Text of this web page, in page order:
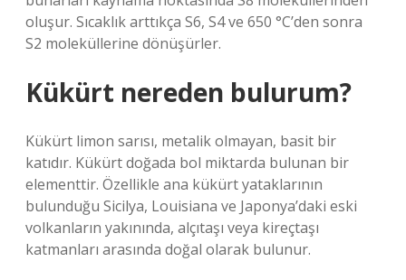
oluşur. Sıcaklık arttıkça S6, S4 ve 650 °C’den sonra
S2 moleküllerine dönüşürler.
Kükürt nereden bulurum?
Kükürt limon sarısı, metalik olmayan, basit bir
katıdır. Kükürt doğada bol miktarda bulunan bir
elementtir. Özellikle ana kükürt yataklarının
bulunduğu Sicilya, Louisiana ve Japonya’daki eski
volkanların yakınında, alçıtaşı veya kireçtaşı
katmanları arasında doğal olarak bulunur.